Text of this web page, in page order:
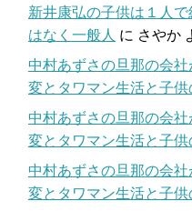
新井康弘の子供は１人
はなく一般人 に さやか
中村あずさの旦那の会
変とタワマン生活と子
中村あずさの旦那の会
変とタワマン生活と子
中村あずさの旦那の会
変とタワマン生活と子